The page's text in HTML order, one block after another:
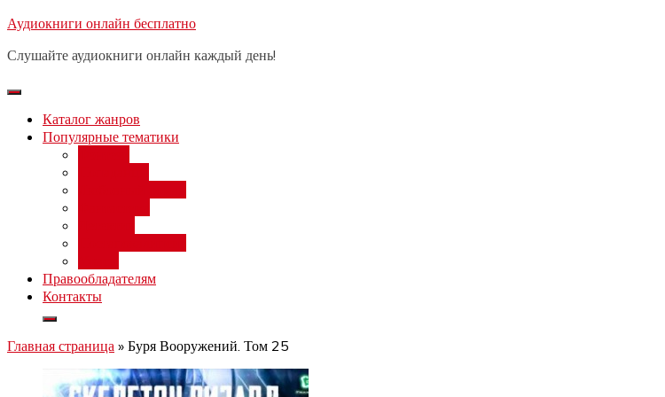
Перейти
содержимому
Аудиокниги онлайн бесплатно
Слушайте аудиокниги онлайн каждый день!
Каталог жанров
Популярные тематики
Правообладателям
Контакты
Главная страница » Буря Вооружений. Том 25